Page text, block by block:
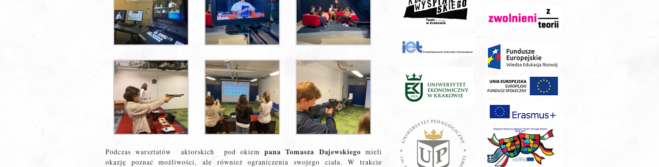
Podczas warsztatów aktorskich pod okiempana Tomasza Dajewskiego mieli
okazję poznać możliwości, ale również ograniczenia swojego ciała. W trakcie